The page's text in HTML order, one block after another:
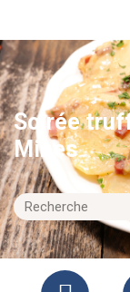
Soirée
Mines